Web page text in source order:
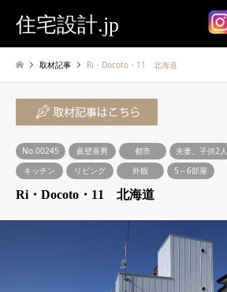
住宅設計.jp
取材記事 Ri・Docoto・11 北海道
No.00245 眞壁喜男 都市 夫妻、子供2人
キッチン
リビング 外観 5～6部屋
Ri・Docoto・11 北海道